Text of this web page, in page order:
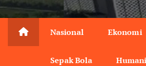
Nasional Ekonomi
Sepak Bola